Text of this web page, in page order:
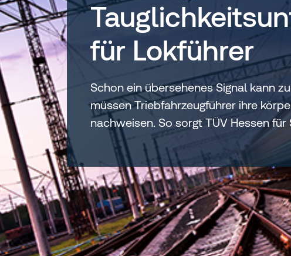
für Lokführer
Schon ein übersehenes Signal kann
müssen Triebfahrzeugführer ihre
nachweisen. So sorgt TÜV Hessen